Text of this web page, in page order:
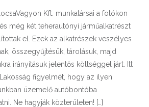
Kft. munkatársai a fotókon
még két teherautónyi járműalkatrészt
el. Ezek az alkatrészek veszélyes
összegyűjtésük, tárolásuk, majd
irányításuk jelentős költséggel járt. Itt
figyelmét, hogy az ilyen
üzemelő autóbontóba
Ne hagyják közterületen! […]